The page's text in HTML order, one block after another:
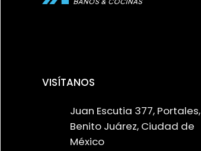
VISÍTANOS
Juan Escutia 377, Portales,
Benito Juárez, Ciudad de
México